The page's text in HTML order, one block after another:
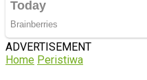
ADVERTISEMENT
Home Peristiwa